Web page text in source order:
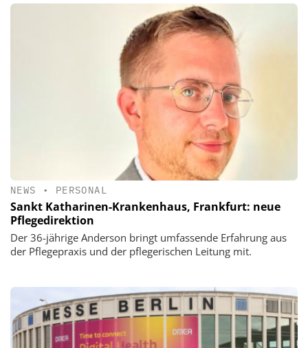
NEWS • PERSONAL
Sankt Katharinen-Krankenhaus, Frankfurt: neue
Pflegedirektion
Der 36-jährige Anderson bringt umfassende Erfahrung aus
der Pflegepraxis und der pflegerischen Leitung mit.